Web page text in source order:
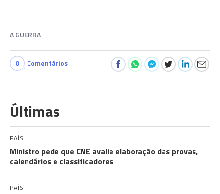
A GUERRA
0 Comentários
Últimas
PAÍS
Ministro pede que CNE avalie elaboração das provas,
calendários e classificadores
PAÍS